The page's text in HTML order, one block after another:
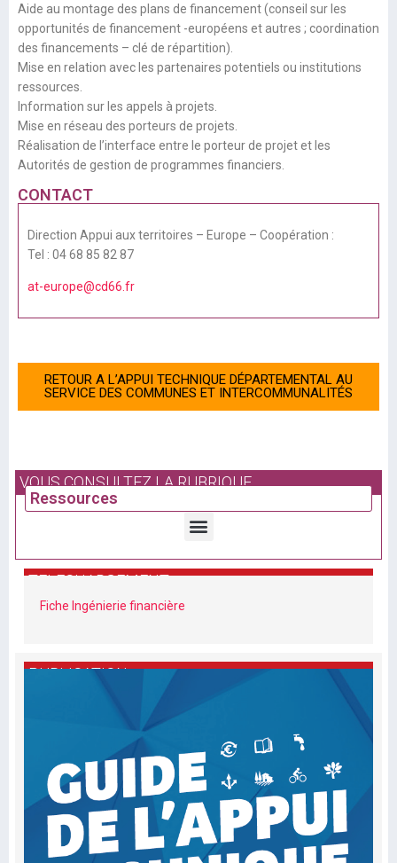
Aide au montage des plans de financement (conseil sur les
opportunités de financement -européens et autres ; coordination
des financements – clé de répartition).
Mise en relation avec les partenaires potentiels ou institutions
ressources.
Information sur les appels à projets.
Mise en réseau des porteurs de projets.
Réalisation de l’interface entre le porteur de projet et les
Autorités de gestion de programmes financiers.
CONTACT
Direction Appui aux territoires – Europe – Coopération :
Tel : 04 68 85 82 87
at-europe@cd66.fr
RETOUR A L’APPUI TECHNIQUE DÉPARTEMENTAL AU
SERVICE DES COMMUNES ET INTERCOMMUNALITÉS
VOUS CONSULTEZ LA RUBRIQUE
Ressources
TELECHARGEMENT
Fiche Ingénierie financière
PUBLICATION